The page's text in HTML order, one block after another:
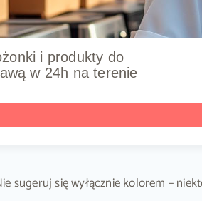
i produkty do
w 24h na terenie
sugeruj się wyłącznie kolorem –